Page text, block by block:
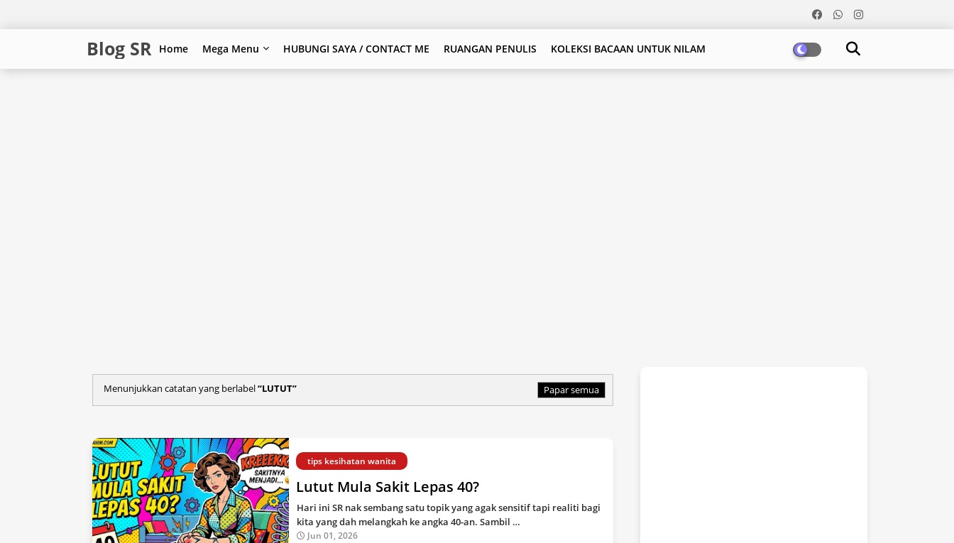
Blog SR Home Mega Menu HUBUNGI SAYA / CONTACT ME RUANGAN PENULIS KOLEKSI BACAAN UNTUK NILAM
Menunjukkan catatan yang berlabel LUTUT Papar semua
tips kesihatan wanita
Lutut Mula Sakit Lepas 40?
Hari ini SR nak sembang satu topik yang agak sensitif tapi realiti bagi
kita yang dah melangkah ke angka 40-an. Sambil …
Jun 01, 2026